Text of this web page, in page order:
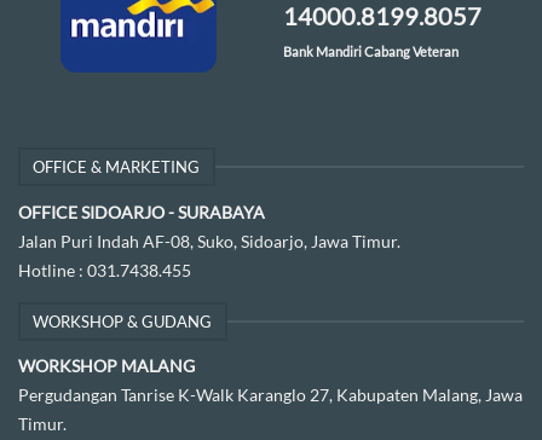
14000.8199.8057
Bank Mandiri Cabang Veteran
OFFICE & MARKETING
OFFICE SIDOARJO - SURABAYA
Jalan Puri Indah AF-08, Suko, Sidoarjo, Jawa Timur.
Hotline : 031.7438.455
WORKSHOP & GUDANG
WORKSHOP MALANG
Pergudangan Tanrise K-Walk Karanglo 27, Kabupaten Malang, Jawa
Timur.